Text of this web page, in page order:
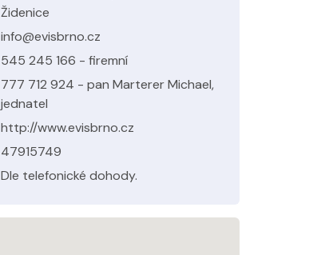
Židenice
info@evisbrno.cz
545 245 166 - firemní
777 712 924 - pan Marterer Michael,
jednatel
http://www.evisbrno.cz
47915749
Dle telefonické dohody.